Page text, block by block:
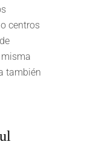
centros
misma
también